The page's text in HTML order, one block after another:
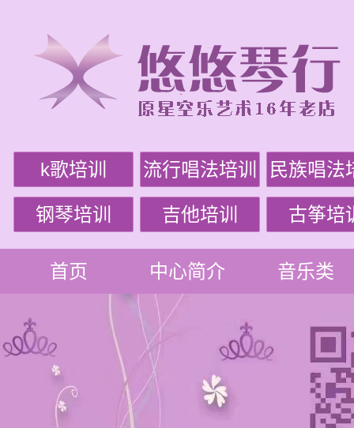
k歌培训 流行唱法培训 民族唱法
钢琴培训 吉他培训 古筝培
首页 中心简介 音乐类